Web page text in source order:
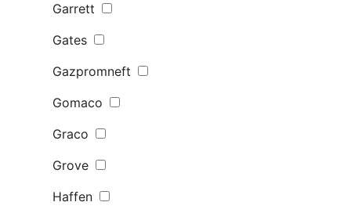
Garrett
Gates
Gazpromneft
Gomaco
Graco
Grove
Haffen